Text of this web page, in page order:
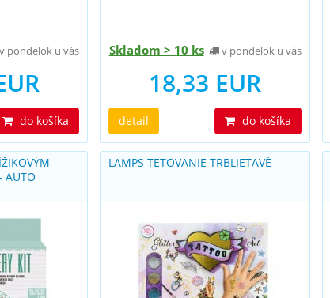
v pondelok u vás
do košíka
Skladom > 10 ks v pondelok u vás
18,33 EUR
detail do košíka
AUTO
LAMPS TETOVANIE TRBLIETAVÉ